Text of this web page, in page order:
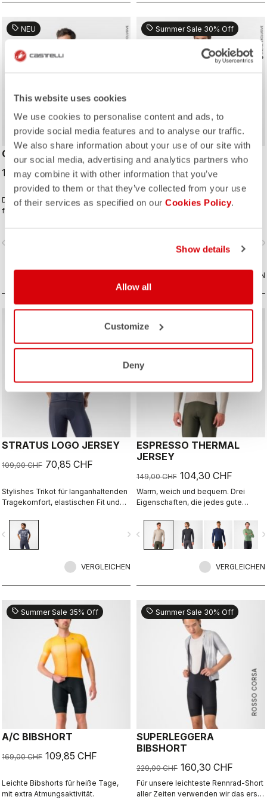
This website uses cookies
We use cookies to personalise content and ads, to
provide social media features and to analyse our traffic.
We also share information about your use of our site with
our social media, advertising and analytics partners who
may combine it with other information that you’ve
provided to them or that they’ve collected from your use
of their services as specified on our Cookies Policy.
Show details
Allow all
Customize
Deny
sell NEU
CLASSIFICA 2 JERSEY
109,00 CHF
Dieses Trikot gewinnt die Wertung
für die perfekte Kombination aus
Micro-Piqué-Stoff sorgt für Komfort
sell Summer Sale 30% Off
QUADRO JERSEY
109,00 CHF 76,30 CHF
Dein Go-to-Trikot – bereit für jeden
VERGLEICHEN
STRATUS LOGO JERSEY
109,00 CHF 70,85 CHF
Stylishes Trikot für langanhaltenden
Tragekomfort, elastischen Fit und
navigate_next
VERGLEICHEN
ESPRESSO THERMAL
JERSEY
149,00 CHF 104,30 CHF
Warm, weich und bequem. Drei
Eigenschaften, die jedes gute
das Espresso Thermal Jersey voll
ins Schwarze. Der luxuriös weiche
Stoff fühlt sich wunderbar auf der
allem komfortabel.
navigate_before
VERGLEICHEN
sell Summer Sale 35% Off
A/C BIBSHORT
169,00 CHF 109,85 CHF
Leichte Bibshorts für heiße Tage,
mit extra Atmungsaktivität.
ROSSO CORSA
sell Summer Sale 30% Off
SUPERLEGGERA
BIBSHORT
229,00 CHF 160,30 CHF
Für unsere leichteste Rennrad-Short
aller Zeiten verwenden wir das erste